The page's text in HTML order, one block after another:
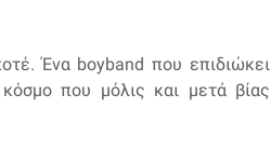
Ένα boyband που επιδιώκει
που μόλις και μετά βίας